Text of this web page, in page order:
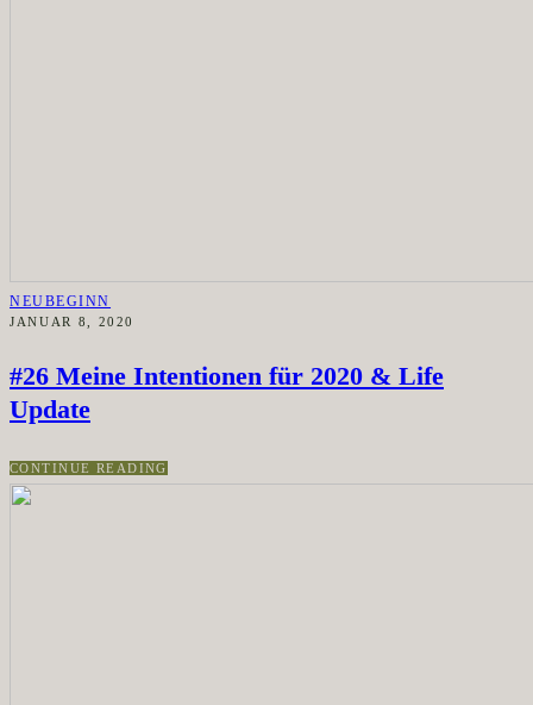
NEUBEGINN
JANUAR 8, 2020
#26 Meine Intentionen für 2020 & Life
Update
CONTINUE READING